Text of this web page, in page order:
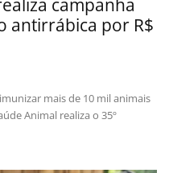
campanha
antirrábica por R$
Animal realiza o 35º